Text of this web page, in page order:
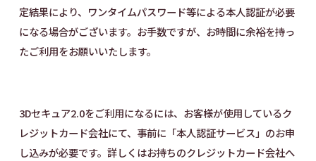
定結果により、ワンタイムパスワード等による本人認証が必要
になる場合がございます。お手数ですが、お時間に余裕を持っ
たご利用をお願いいたします。
3Dセキュア2.0をご利用になるには、お客様が使用しているク
レジットカード会社にて、事前に「本人認証サービス」のお申
し込みが必要です。詳しくはお持ちのクレジットカード会社へ